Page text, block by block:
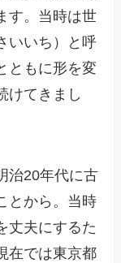
す。当時は世
いいち）と呼
ともに形を変
けてきまし
治20年代に古
とから。当時
丈夫にするた
在では東京都